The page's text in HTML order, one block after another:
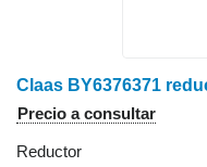
Precio a consultar
Reductor